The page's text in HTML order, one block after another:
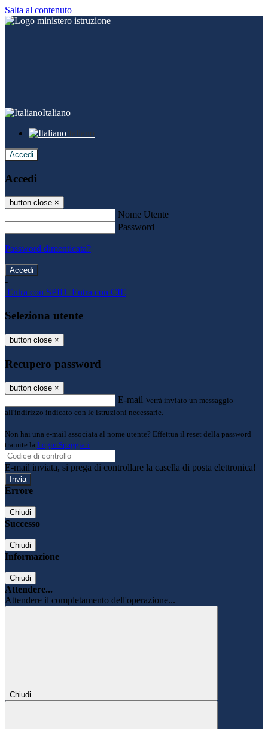
Salta al contenuto
Italiano
Italiano
Accedi
Accedi
button close ×
Nome Utente
Password
Password dimenticata?
-
Entra con SPID Entra con CIE
Seleziona utente
button close ×
Recupero password
button close ×
E-mail Verrà inviato un messaggio
all'indirizzo indicato con le istruzioni necessarie.
Non hai una e-mail associata al nome utente? Effettua il reset della password
tramite la Login Spaggiari
E-mail inviata, si prega di controllare la casella di posta elettronica!
Errore
Chiudi
Successo
Chiudi
Informazione
Chiudi
Attendere...
Attendere il completamento dell'operazione...
Chiudi